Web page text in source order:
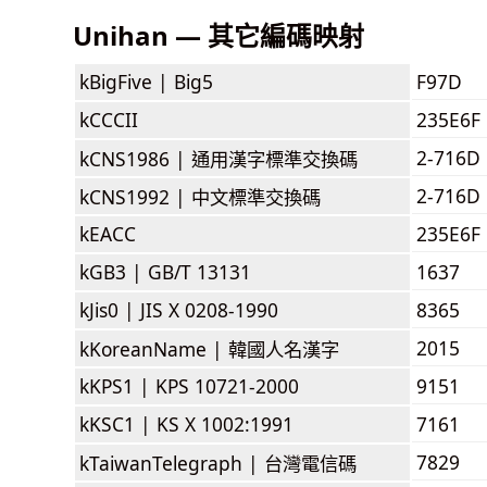
Unihan — 其它編碼映射
kBigFive | Big5
F97D
kCCCII
235E6F
kCNS1986 | 通用漢字標準交換碼
2-716D
kCNS1992 | 中文標準交換碼
2-716D
kEACC
235E6F
kGB3 | GB/T 13131
1637
kJis0 | JIS X 0208-1990
8365
kKoreanName | 韓國人名漢字
2015
kKPS1 | KPS 10721-2000
9151
kKSC1 | KS X 1002:1991
7161
kTaiwanTelegraph | 台灣電信碼
7829